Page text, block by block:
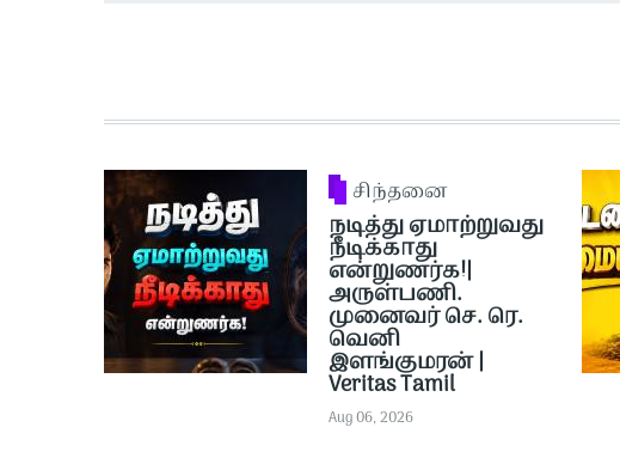
சிந்தனை
நடித்து ஏமாற்றுவது
நீடிக்காது
என்றுணர்க!|
அருள்பணி.
முனைவர் செ. ரெ.
வெனி
இளங்குமரன் |
Veritas Tamil
Aug 06, 2026